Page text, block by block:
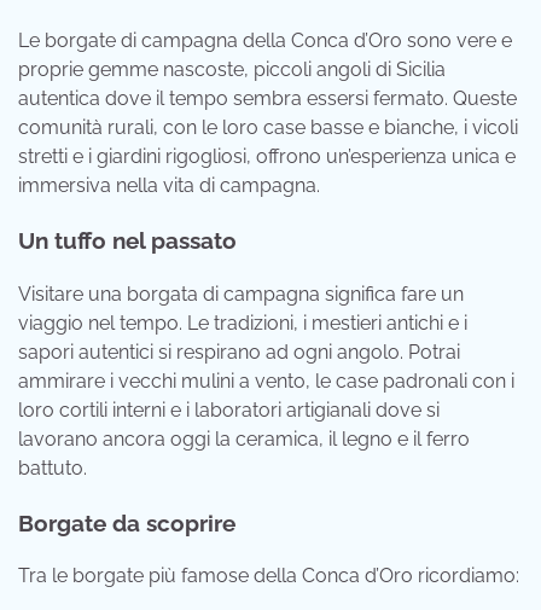
Le borgate di campagna della Conca d’Oro sono vere e
proprie gemme nascoste, piccoli angoli di Sicilia
autentica dove il tempo sembra essersi fermato. Queste
comunità rurali, con le loro case basse e bianche, i vicoli
stretti e i giardini rigogliosi, offrono un’esperienza unica e
immersiva nella vita di campagna.
Un tuffo nel passato
Visitare una borgata di campagna significa fare un
viaggio nel tempo. Le tradizioni, i mestieri antichi e i
sapori autentici si respirano ad ogni angolo. Potrai
ammirare i vecchi mulini a vento, le case padronali con i
loro cortili interni e i laboratori artigianali dove si
lavorano ancora oggi la ceramica, il legno e il ferro
battuto.
Borgate da scoprire
Tra le borgate più famose della Conca d’Oro ricordiamo: